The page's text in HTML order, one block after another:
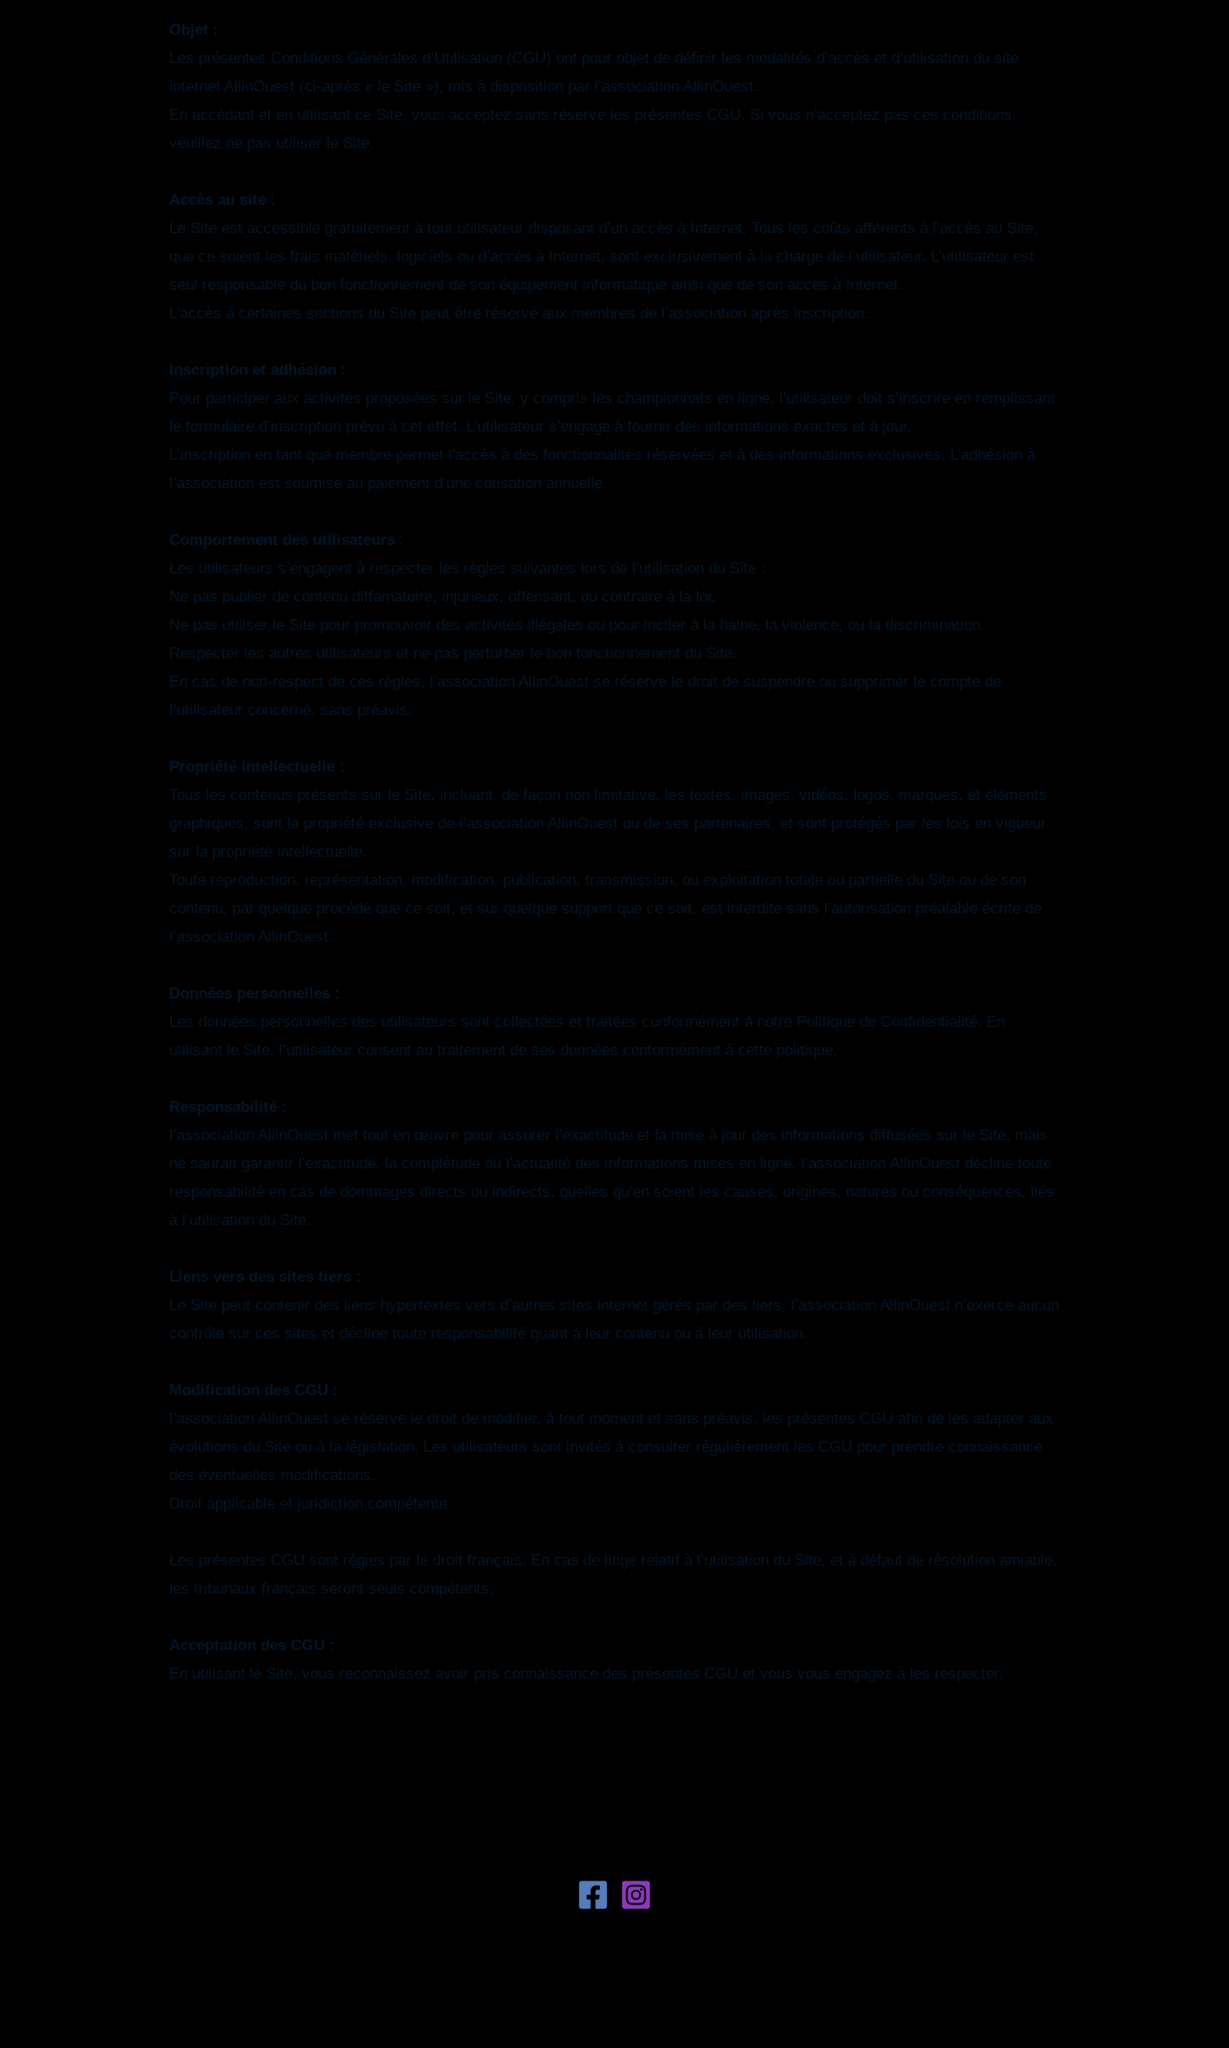
Objet :
Les présentes Conditions Générales d’Utilisation (CGU) ont pour objet de définir les modalités d’accès et d’utilisation du site
internet AllinOuest (ci-après « le Site »), mis à disposition par l’association AllinOuest.
En accédant et en utilisant ce Site, vous acceptez sans réserve les présentes CGU. Si vous n’acceptez pas ces conditions,
veuillez ne pas utiliser le Site.
Accès au site :
Le Site est accessible gratuitement à tout utilisateur disposant d’un accès à Internet. Tous les coûts afférents à l’accès au Site,
que ce soient les frais matériels, logiciels ou d’accès à Internet, sont exclusivement à la charge de l’utilisateur. L’utilisateur est
seul responsable du bon fonctionnement de son équipement informatique ainsi que de son accès à Internet.
L’accès à certaines sections du Site peut être réservé aux membres de l’association après inscription.
Inscription et adhésion :
Pour participer aux activités proposées sur le Site, y compris les championnats en ligne, l’utilisateur doit s’inscrire en remplissant
le formulaire d’inscription prévu à cet effet. L’utilisateur s’engage à fournir des informations exactes et à jour.
L’inscription en tant que membre permet l’accès à des fonctionnalités réservées et à des informations exclusives. L’adhésion à
l’association est soumise au paiement d’une cotisation annuelle.
Comportement des utilisateurs :
Les utilisateurs s’engagent à respecter les règles suivantes lors de l’utilisation du Site :
Ne pas publier de contenu diffamatoire, injurieux, offensant, ou contraire à la loi.
Ne pas utiliser le Site pour promouvoir des activités illégales ou pour inciter à la haine, la violence, ou la discrimination.
Respecter les autres utilisateurs et ne pas perturber le bon fonctionnement du Site.
En cas de non-respect de ces règles, l’association AllinOuest se réserve le droit de suspendre ou supprimer le compte de
l’utilisateur concerné, sans préavis.
Propriété intellectuelle :
Tous les contenus présents sur le Site, incluant, de façon non limitative, les textes, images, vidéos, logos, marques, et éléments
graphiques, sont la propriété exclusive de l’association AllinOuest ou de ses partenaires, et sont protégés par les lois en vigueur
sur la propriété intellectuelle.
Toute reproduction, représentation, modification, publication, transmission, ou exploitation totale ou partielle du Site ou de son
contenu, par quelque procédé que ce soit, et sur quelque support que ce soit, est interdite sans l’autorisation préalable écrite de
l’association AllinOuest.
Données personnelles :
Les données personnelles des utilisateurs sont collectées et traitées conformément à notre Politique de Confidentialité. En
utilisant le Site, l’utilisateur consent au traitement de ses données conformément à cette politique.
Responsabilité :
l’association AllinOuest met tout en œuvre pour assurer l’exactitude et la mise à jour des informations diffusées sur le Site, mais
ne saurait garantir l’exactitude, la complétude ou l’actualité des informations mises en ligne. l’association AllinOuest décline toute
responsabilité en cas de dommages directs ou indirects, quelles qu’en soient les causes, origines, natures ou conséquences, liés
à l’utilisation du Site.
Liens vers des sites tiers :
Le Site peut contenir des liens hypertextes vers d’autres sites internet gérés par des tiers. l’association AllinOuest n’exerce aucun
contrôle sur ces sites et décline toute responsabilité quant à leur contenu ou à leur utilisation.
Modification des CGU :
l’association AllinOuest se réserve le droit de modifier, à tout moment et sans préavis, les présentes CGU afin de les adapter aux
évolutions du Site ou à la législation. Les utilisateurs sont invités à consulter régulièrement les CGU pour prendre connaissance
des éventuelles modifications.
Droit applicable et juridiction compétente
Les présentes CGU sont régies par le droit français. En cas de litige relatif à l’utilisation du Site, et à défaut de résolution amiable,
les tribunaux français seront seuls compétents.
Acceptation des CGU :
En utilisant le Site, vous reconnaissez avoir pris connaissance des présentes CGU et vous vous engagez à les respecter.